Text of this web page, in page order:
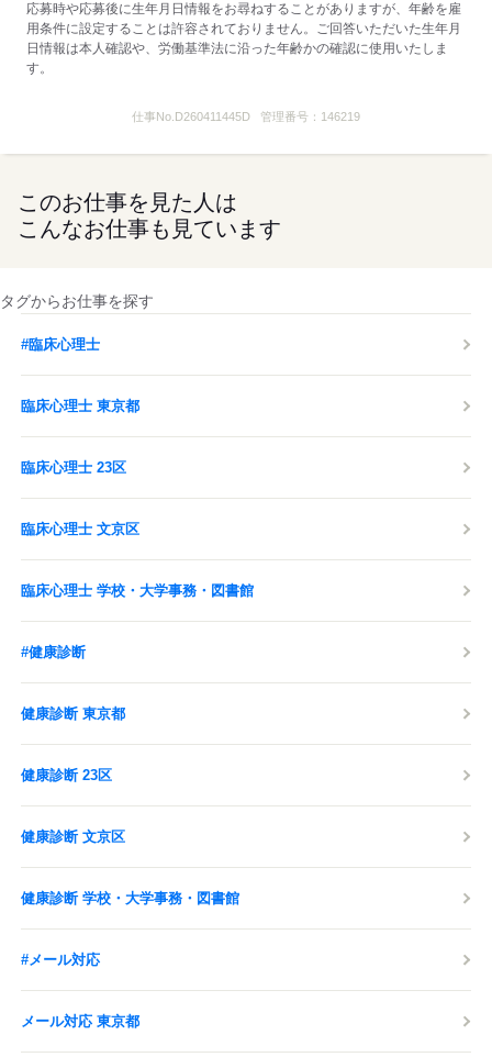
応募時や応募後に生年月日情報をお尋ねすることがありますが、年齢を雇
用条件に設定することは許容されておりません。ご回答いただいた生年月
日情報は本人確認や、労働基準法に沿った年齢かの確認に使用いたしま
す。
仕事No. D260411445D 管理番号： 146219
このお仕事を見た人は
こんなお仕事も見ています
タグからお仕事を探す
#臨床心理士
臨床心理士 東京都
臨床心理士 23区
臨床心理士 文京区
臨床心理士 学校・大学事務・図書館
#健康診断
健康診断 東京都
健康診断 23区
健康診断 文京区
健康診断 学校・大学事務・図書館
#メール対応
メール対応 東京都